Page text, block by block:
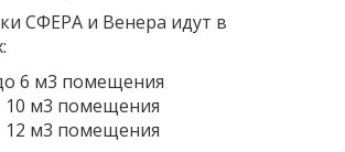
СФЕРА и Венера идут в
6 м3 помещения
10 м3 помещения
12 м3 помещения